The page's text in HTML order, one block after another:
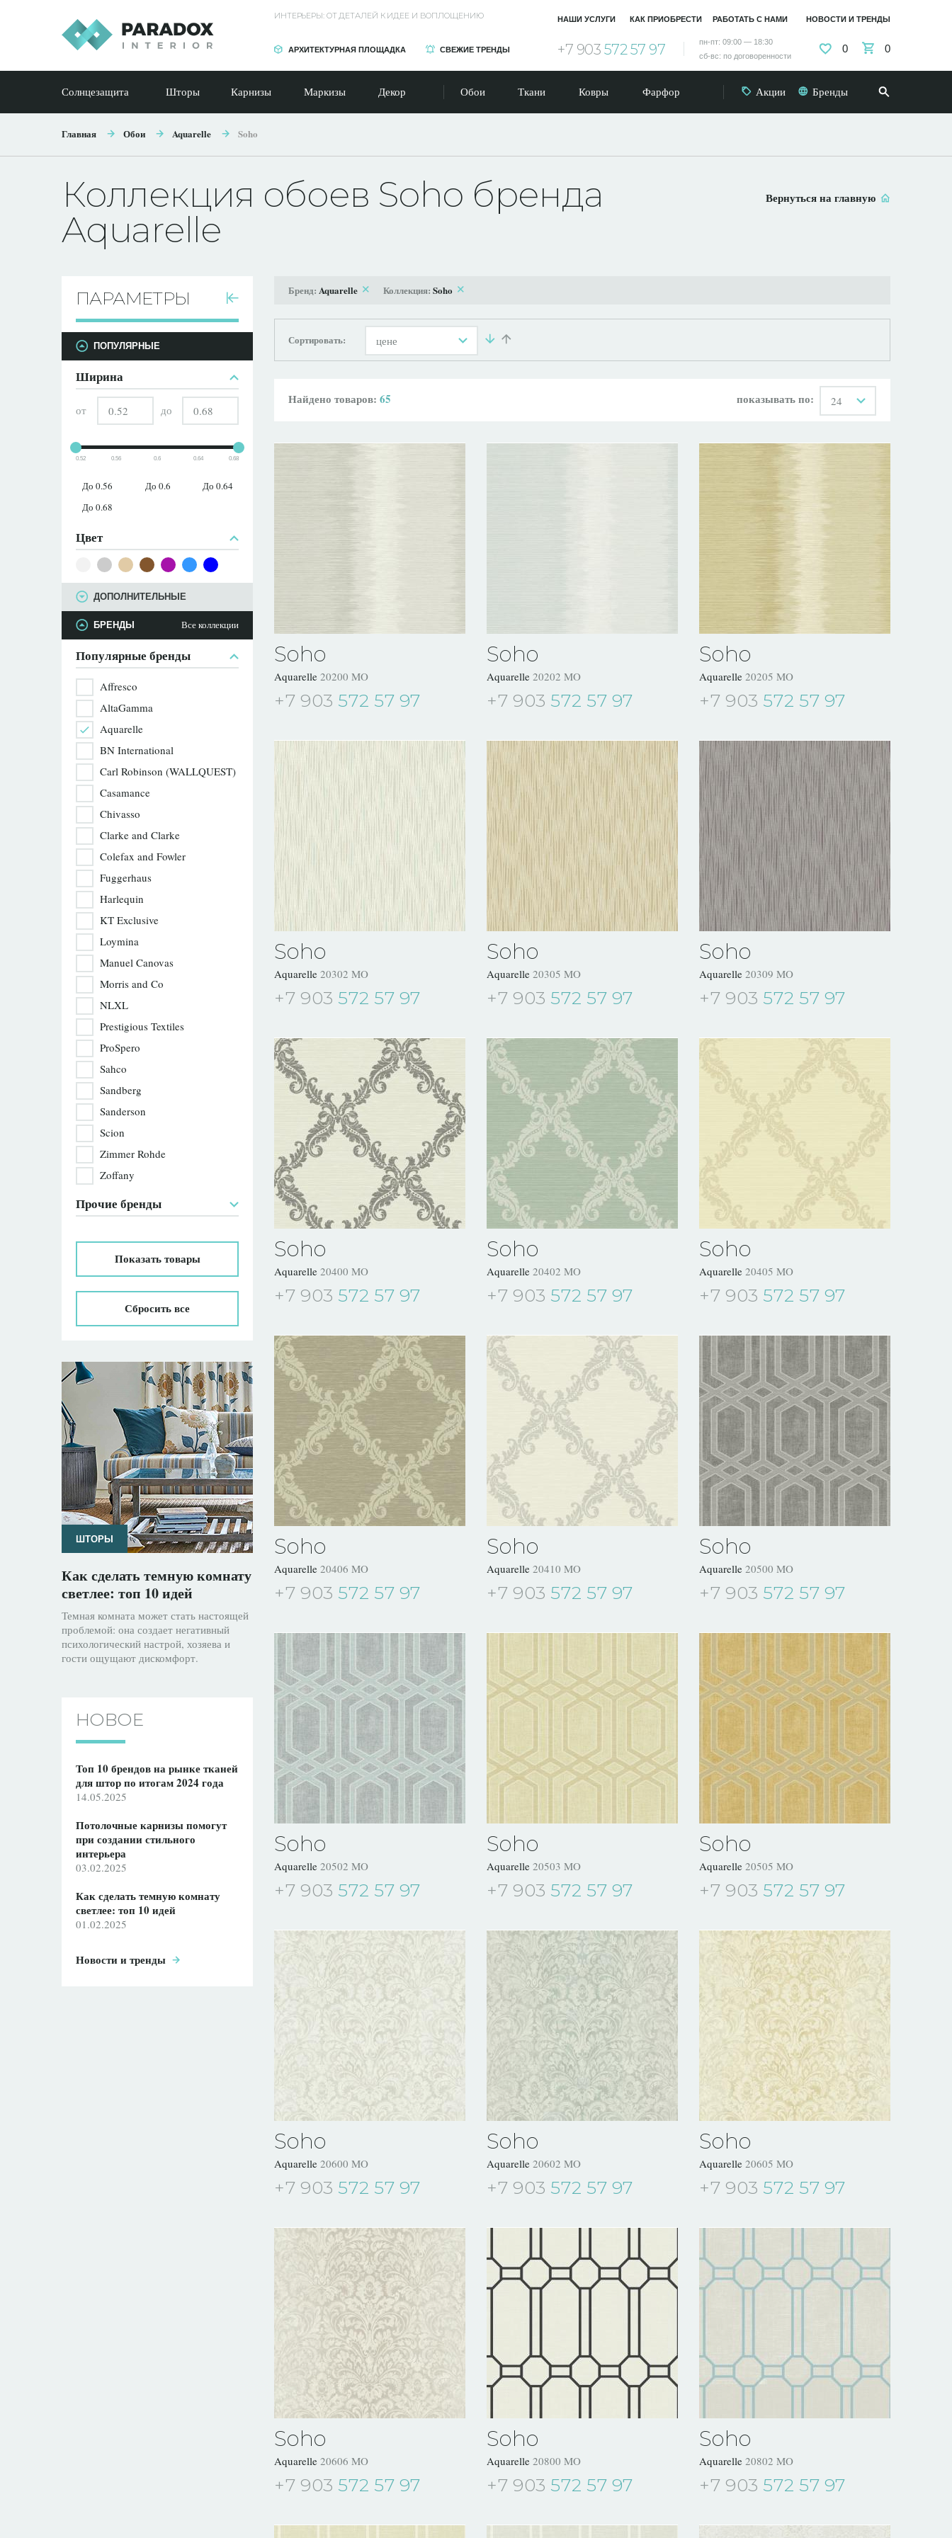
ИНТЕРЬЕРЫ: ОТ ДЕТАЛЕЙ К ИДЕЕ И ВОПЛОЩЕНИЮ
АРХИТЕКТУРНАЯ ПЛОЩАДКА СВЕЖИЕ ТРЕНДЫ +7 903 572 57 97
пн-пт: 09:00 — 18:30
сб-вс: по договоренности
НАШИ УСЛУГИ КАК ПРИОБРЕСТИ РАБОТАТЬ С НАМИ НОВОСТИ И ТРЕНДЫ
0 0
Солнцезащита Шторы Карнизы Маркизы Декор Обои Ткани Ковры Фарфор Акции Бренды
Главная Обои Aquarelle Soho
Вернуться на главную
Коллекция обоев Soho бренда
Aquarelle
ПАРАМЕТРЫ
ПАРАМЕТРЫ
ПОПУЛЯРНЫЕ
Ширина
от до
0.52 0.56 0.6 0.64 0.68
До 0.56 До 0.6
До 0.64
До 0.68
Цвет
ДОПОЛНИТЕЛЬНЫЕ
БРЕНДЫ
Популярные бренды
Affresco
AltaGamma
Aquarelle
BN International
Carl Robinson (WALLQUEST)
Casamance
Chivasso
Clarke and Clarke
Colefax and Fowler
Fuggerhaus
Harlequin
KT Exclusive
Loymina
Manuel Canovas
Morris and Co
NLXL
Prestigious Textiles
ProSpero
Sahco
Sandberg
Sanderson
Scion
Zimmer Rohde
Zoffany
Прочие бренды
Все коллекции
Показатьтовары
Сбросить все
ШТОРЫ
Как сделать темную комнату
светлее: топ 10 идей
Темная комната может стать настоящей
проблемой: она создает негативный
психологический настрой, хозяева и
гости ощущают дискомфорт.
НОВОЕ
Топ 10 брендов на рынке тканей
для штор по итогам 2024 года
14.05.2025
Потолочные карнизы помогут
при создании стильного
интерьера
03.02.2025
Как сделать темную комнату
светлее: топ 10 идей
01.02.2025
Новости и тренды
Бренд: Aquarelle Коллекция: Soho
Сортировать: цене
Найдено товаров: 65 показывать по: 24
Soho
Aquarelle 20200 MO
+7 903 572 57 97
Soho
Aquarelle 20202 MO
+7 903 572 57 97
Soho
Aquarelle 20205 MO
+7 903 572 57 97
Soho
Aquarelle 20302 MO
+7 903 572 57 97
Soho
Aquarelle 20305 MO
+7 903 572 57 97
Soho
Aquarelle 20309 MO
+7 903 572 57 97
Soho
Aquarelle 20400 MO
+7 903 572 57 97
Soho
Aquarelle 20402 MO
+7 903 572 57 97
Soho
Aquarelle 20405 MO
+7 903 572 57 97
Soho
Aquarelle 20406 MO
+7 903 572 57 97
Soho
Aquarelle 20410 MO
+7 903 572 57 97
Soho
Aquarelle 20500 MO
+7 903 572 57 97
Soho
Aquarelle 20502 MO
+7 903 572 57 97
Soho
Aquarelle 20503 MO
+7 903 572 57 97
Soho
Aquarelle 20505 MO
+7 903 572 57 97
Soho
Aquarelle 20600 MO
+7 903 572 57 97
Soho
Aquarelle 20602 MO
+7 903 572 57 97
Soho
Aquarelle 20605 MO
+7 903 572 57 97
Soho
Aquarelle 20606 MO
+7 903 572 57 97
Soho
Aquarelle 20800 MO
+7 903 572 57 97
Soho
Aquarelle 20802 MO
+7 903 572 57 97